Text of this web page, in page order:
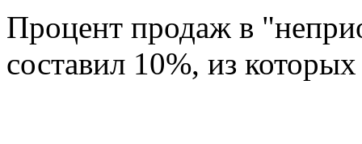
Процент продаж в
составил 10%, из